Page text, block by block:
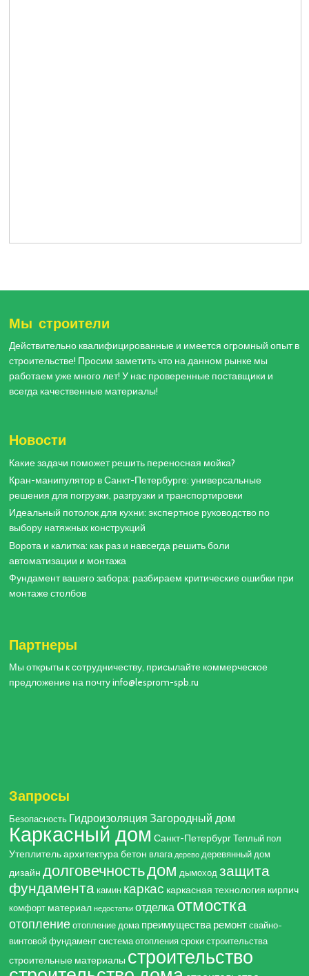
Мы строители
Действительно квалифицированные и имеется огромный опыт в
строительстве! Просим заметить что на данном рынке мы
работаем уже много лет! У нас проверенные поставщики и
всегда качественные материалы!
Новости
Какие задачи поможет решить переносная мойка?
Кран-манипулятор в Санкт-Петербурге: универсальные
решения для погрузки, разгрузки и транспортировки
Идеальный потолок для кухни: экспертное руководство по
выбору натяжных конструкций
Ворота и калитка: как раз и навсегда решить боли
автоматизации и монтажа
Фундамент вашего забора: разбираем критические ошибки при
монтаже столбов
Партнеры
Мы открыты к сотрудничеству, присылайте коммерческое
предложение на почту info@lesprom-spb.ru
Запросы
Безопасность Гидроизоляция Загородный дом
Каркасный дом Санкт-Петербург Теплый пол
Утеплительархитектурабетон влага дерево деревянный дом
дизайн долговечностьдом дымоход защита
фундамента камин каркас каркасная технология кирпич
комфорт материал недостатки отделка отмостка
отопление отопление дома преимуществаремонт свайно-
винтовой фундамент система отопления сроки строительства
строительные материалы строительство